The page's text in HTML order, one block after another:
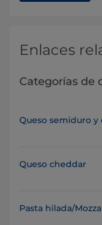
Enlaces
Categorías de
Queso semiduro y
Queso cheddar
Pasta hilada/